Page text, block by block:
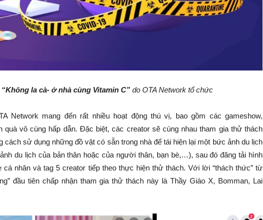
la cà- ở nhà cùng Vitamin C” do OTA Network tổ chức
Network mang đến rất nhiều hoạt động thú vị, bao gồm các gameshow,
quà vô cùng hấp dẫn. Đặc biệt, các creator sẽ cùng nhau tham gia thử thách
cách sử dụng những đồ vật có sẵn trong nhà để tái hiện lại một bức ảnh du lịch
du lịch của bản thân hoặc của người thân, bạn bè,…), sau đó đăng tải hình
cá nhân và tag 5 creator tiếp theo thực hiện thử thách. Với lời “thách thức” từ
đầu tiên chấp nhận tham gia thử thách này là Thầy Giáo X, Bomman, Lai